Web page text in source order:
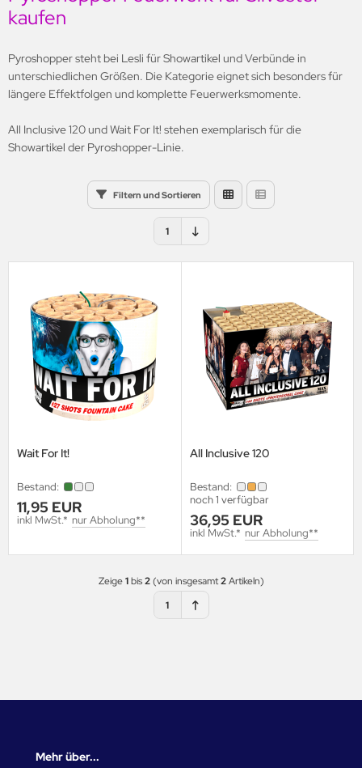
kaufen
Pyroshopper steht bei Lesli für Showartikel und Verbünde in
unterschiedlichen Größen. Die Kategorie eignet sich besonders für
längere Effektfolgen und komplette Feuerwerksmomente.
All Inclusive 120 und Wait For It! stehen exemplarisch für die
Showartikel der Pyroshopper-Linie.
Filtern und Sortieren
1
Wait For It!
Bestand:
11,95 EUR
inkl MwSt.* nur Abholung**
All Inclusive 120
Bestand:
noch 1 verfügbar
36,95 EUR
inkl MwSt.* nur Abholung**
Zeige1bis2(von insgesamt2Artikeln)
1
Mehr über...
Feuerwerk